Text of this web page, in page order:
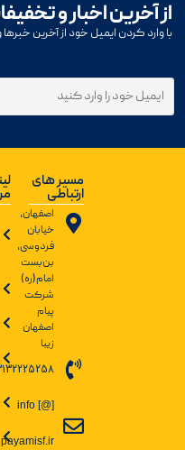
از آخرین اخبار و
با وارد کردن ایمیل خود از آخرین
مسیر های
ارتباطی
اصفهان،
خیابان
فردوسی،
بن‌بست
امام(ره)
شرکت
پیام
اصفهان
زیبا
info [@]
payamisf.ir